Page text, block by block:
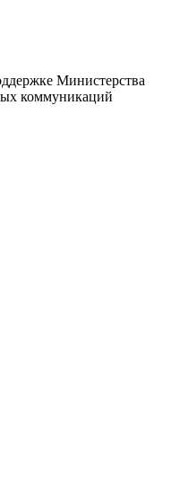
Министерства
коммуникаций